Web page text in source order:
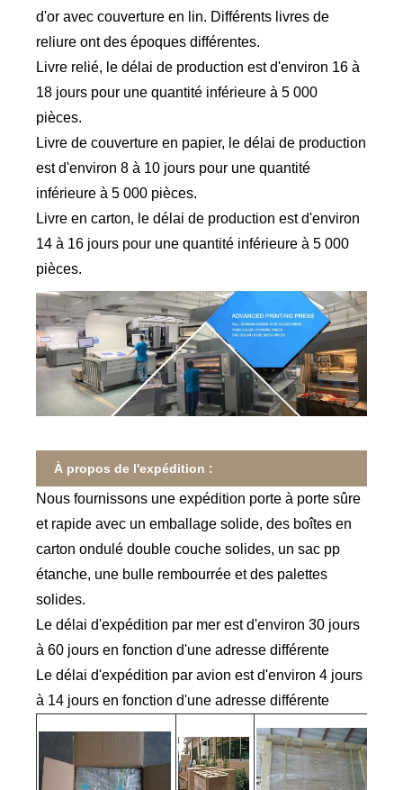
d'or avec couverture en lin. Différents livres de
reliure ont des époques différentes.
Livre relié, le délai de production est d'environ 16 à
18 jours pour une quantité inférieure à 5 000
pièces.
Livre de couverture en papier, le délai de production
est d'environ 8 à 10 jours pour une quantité
inférieure à 5 000 pièces.
Livre en carton, le délai de production est d'environ
14 à 16 jours pour une quantité inférieure à 5 000
pièces.
À propos de l'expédition :
Nous fournissons une expédition porte à porte sûre
et rapide avec un emballage solide, des boîtes en
carton ondulé double couche solides, un sac pp
étanche, une bulle rembourrée et des palettes
solides.
Le délai d'expédition par mer est d'environ 30 jours
à 60 jours en fonction d'une adresse différente
Le délai d'expédition par avion est d'environ 4 jours
à 14 jours en fonction d'une adresse différente